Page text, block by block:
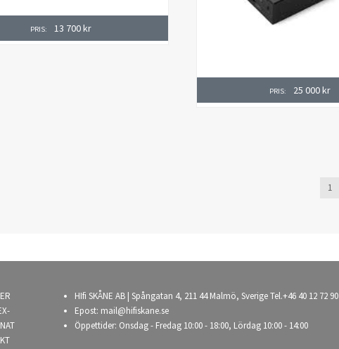
PRIS: 13 700kr
PRIS: 25 000kr
1
HIfi SKÅNE AB | Spångatan 4, 211 44 Malmö, Sverige Tel.+46 40 12 72 90
Epost: mail@hifiskane.se
Öppettider: Onsdag - Fredag 10:00 - 18:00, Lördag 10:00 - 14:00